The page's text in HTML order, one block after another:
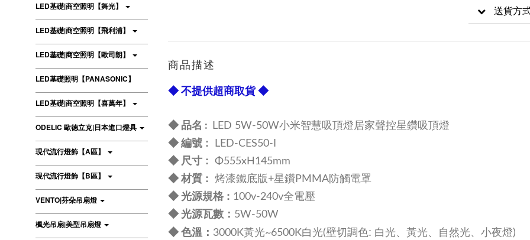
LED基礎|商空照明【舞光】
LED基礎|商空照明【飛利浦】
LED基礎|商空照明【歐司朗】
LED基礎照明【PANASONIC】
LED基礎|商空照明【喜萬年】
ODELIC 歐德立克|日本進口燈具
現代流行燈飾【A區】
現代流行燈飾【B區】
VENTO|芬朵吊扇燈
楓光吊扇|美型吊扇燈
送貨方
商品描述
◆ 不提供超商取貨 ◆
◆ 品名 :
LED 5W-50W小米智慧吸頂燈居家聲控星鑽吸頂燈
◆ 編號 :
LED-CES50-I
◆ 尺寸 :
Φ555xH145mm
◆ 材質 : 烤漆鐵底版+星鑽PMMA防觸電罩
◆ 光源規格 : 100v-240v全電壓
◆ 光源瓦數 ： 5W-50W
◆ 色溫 ： 3000K黃光~6500K白光(壁切調色: 白光、黃光、自然光、小夜燈)